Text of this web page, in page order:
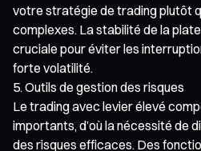
votre stratégie de trading plutôt
complexes. La stabilité de la
cruciale pour éviter les
forte volatilité.
Outils de gestion des risques
Le trading avec levier élevé
importants, d’où la nécessité de
des risques efficaces. Des